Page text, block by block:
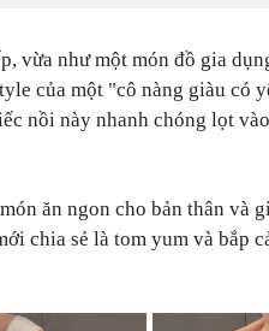
vừa như một món đồ gia
của một "cô nàng giàu có
nồi này nhanh chóng lọt
ăn ngon cho bản thân và
chia sẻ là tom yum và bắp